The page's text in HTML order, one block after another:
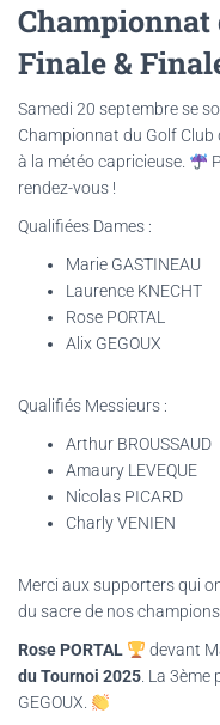
Championnat
Finale &
Samedi 20 septembre se
Championnat du Golf Club
à la météo capricieuse.
rendez-vous !
Qualifiées Dames :
Marie GASTINEAU
Laurence KNECHT
Rose PORTAL
Alix GEGOUX
Qualifiés Messieurs :
Arthur BROUSSAUD
Amaury LEVEQUE
Nicolas PICARD
Charly VENIEN
Merci aux supporters qui
du sacre de nos
Rose PORTAL
devant
du Tournoi 2025 . La
GEGOUX.